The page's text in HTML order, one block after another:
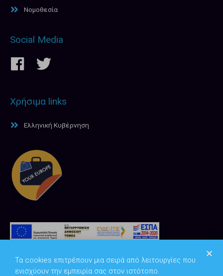
Νομοθεσία
Social Media
Χρήσιμα links
Ελληνική Κυβέρνηση
Τα cookies επιτρέπουν μια σειρά από λειτουργίες που
ενισχύουν την εμπειρία σας στον ιστότοπο.